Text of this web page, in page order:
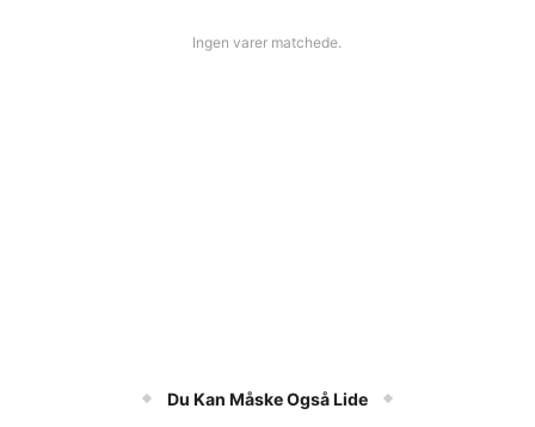
Ingen varer matchede.
Du Kan Måske Også Lide